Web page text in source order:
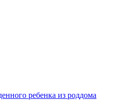
ребенка из роддома